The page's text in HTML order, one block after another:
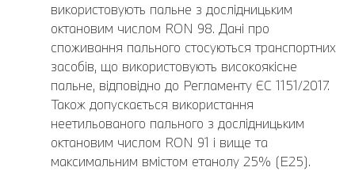
використовують пальне з дослідницьким
октановим числом RON 98. Дані про
споживання пального стосуються транспортних
засобів, що використовують високоякісне
пальне, відповідно до Регламенту ЄС 1151/2017.
Також допускається використання
неетильованого пального з дослідницьким
октановим числом RON 91 і вище та
максимальним вмістом етанолу 25% (E25).